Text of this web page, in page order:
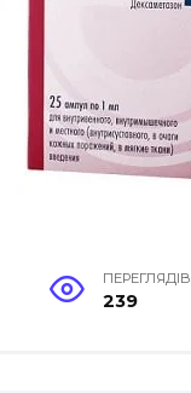
ПЕРЕГЛЯДІВ
239